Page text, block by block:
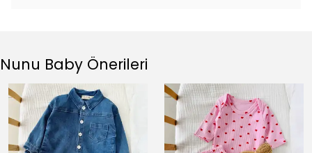
Nunu Baby Önerileri